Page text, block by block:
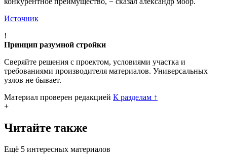
Источник
!
Принцип разумной стройки
Сверяйте решения с проектом, условиями участка и
требованиями производителя материалов. Универсальных
узлов не бывает.
Материал проверен редакцией К разделам ↑
+
Читайте также
Ещё 5 интересных материалов